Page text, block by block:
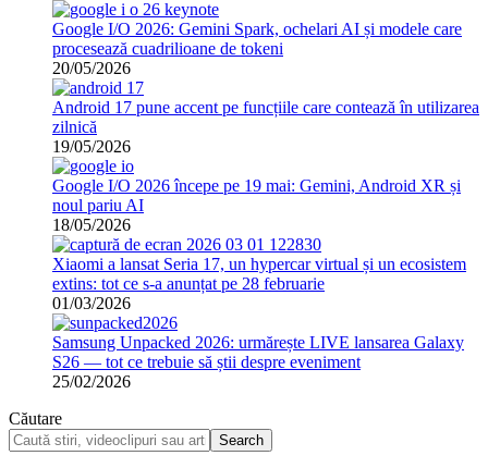
Google I/O 2026: Gemini Spark, ochelari AI și modele care
procesează cuadrilioane de tokeni
20/05/2026
Android 17 pune accent pe funcțiile care contează în utilizarea
zilnică
19/05/2026
Google I/O 2026 începe pe 19 mai: Gemini, Android XR și
noul pariu AI
18/05/2026
Xiaomi a lansat Seria 17, un hypercar virtual și un ecosistem
extins: tot ce s-a anunțat pe 28 februarie
01/03/2026
Samsung Unpacked 2026: urmărește LIVE lansarea Galaxy
S26 — tot ce trebuie să știi despre eveniment
25/02/2026
Căutare